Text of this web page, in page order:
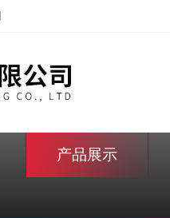
产品展示